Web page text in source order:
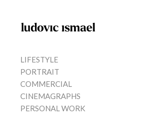
LIFESTYLE
PORTRAIT
COMMERCIAL
CINEMAGRAPHS
PERSONAL WORK